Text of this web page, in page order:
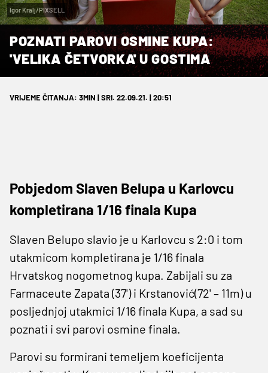
Igor Kralj/PIXSELL
POZNATI PAROVI OSMINE KUPA:
'VELIKA ČETVORKA' U GOSTIMA
VRIJEME ČITANJA: 3MIN | SRI. 22.09.21. | 20:51
Pobjedom Slaven Belupa u Karlovcu
kompletirana 1/16 finala Kupa
Slaven Belupo slavio je u Karlovcu s 2:0 i tom
utakmicom kompletirana je 1/16 finala
Hrvatskog nogometnog kupa. Zabijali su za
Farmaceute Zapata (37') i Krstanović(72' – 11m) u
posljednjoj utakmici 1/16 finala Kupa, a sad su
poznati i svi parovi osmine finala.
Parovi su formirani temeljem koeficijenta